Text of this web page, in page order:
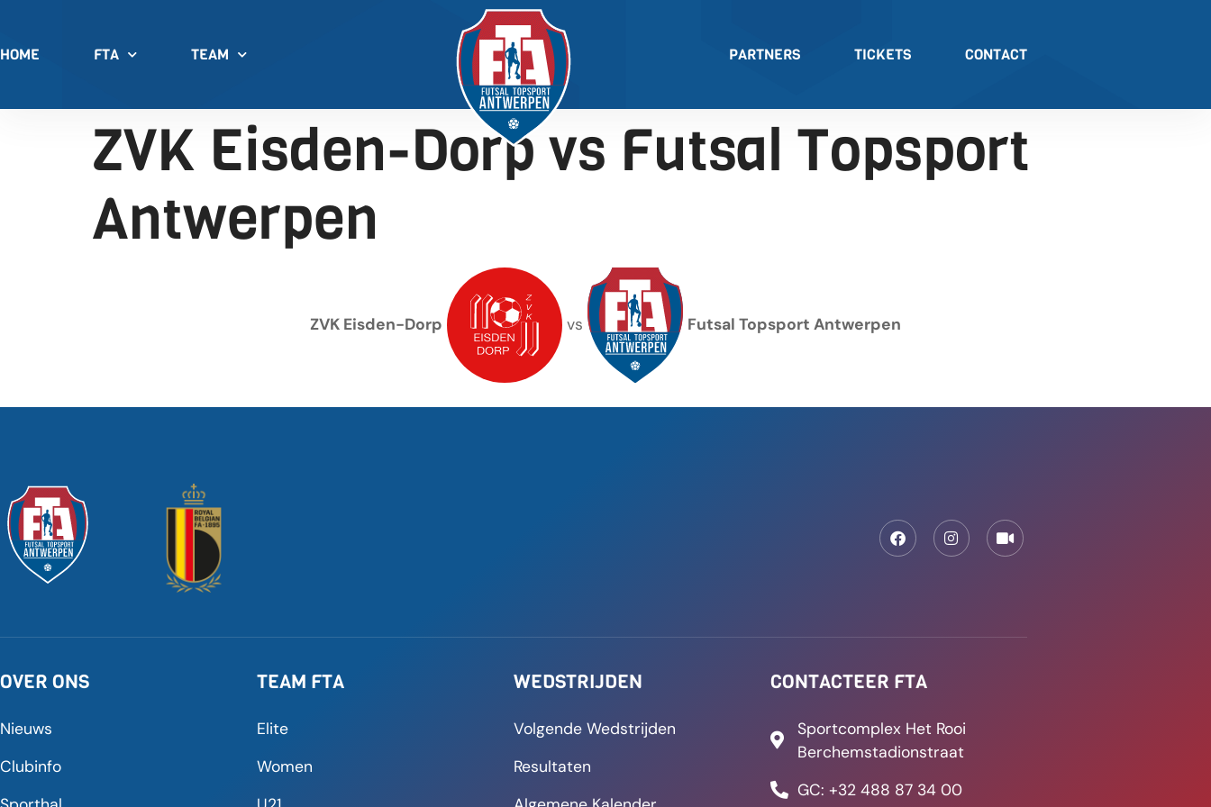
HOME FTA TEAM PARTNERS TICKETS CONTACT
ZVK Eisden-Dorp vs Futsal Topsport
Antwerpen
ZVK Eisden-Dorp vs Futsal Topsport Antwerpen
OVER ONS
Nieuws
Clubinfo
TEAM FTA
Elite
Women
WEDSTRIJDEN
Volgende Wedstrijden
Resultaten
CONTACTEER FTA
Sportcomplex Het Rooi
Berchemstadionstraat
GC: +32 488 87 34 00